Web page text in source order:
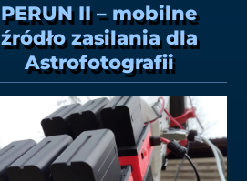
PERUN II – mobilne
źródło zasilania dla
Astrofotografii